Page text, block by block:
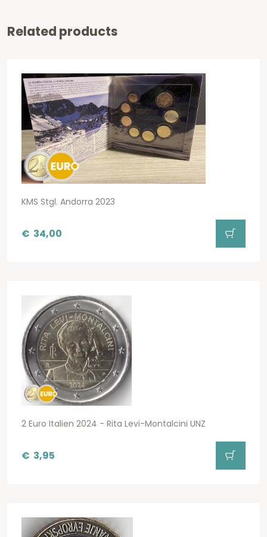
Related products
KMS Stgl. Andorra 2023
€ 34,00
2 Euro Italien 2024 - Rita Levi-Montalcini UNZ
€ 3,95